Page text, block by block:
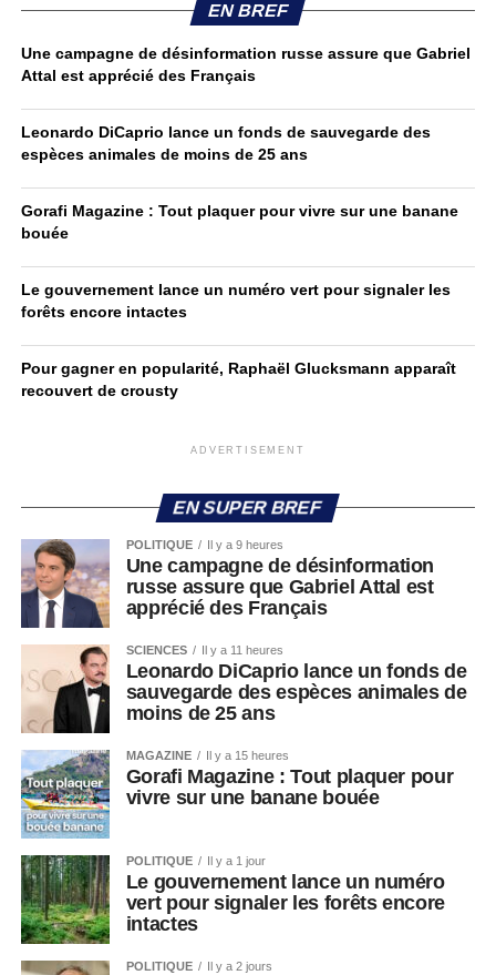
EN BREF
Une campagne de désinformation russe assure que Gabriel
Attal est apprécié des Français
Leonardo DiCaprio lance un fonds de sauvegarde des
espèces animales de moins de 25 ans
Gorafi Magazine : Tout plaquer pour vivre sur une banane
bouée
Le gouvernement lance un numéro vert pour signaler les
forêts encore intactes
Pour gagner en popularité, Raphaël Glucksmann apparaît
recouvert de crousty
ADVERTISEMENT
EN SUPER BREF
POLITIQUE Il y a 9 heures
Une campagne de désinformation
russe assure que Gabriel Attal est
apprécié des Français
SCIENCES Il y a 11 heures
Leonardo DiCaprio lance un fonds de
sauvegarde des espèces animales de
moins de 25 ans
MAGAZINE Il y a 15 heures
Gorafi Magazine : Tout plaquer pour
vivre sur une banane bouée
POLITIQUE Il y a 1 jour
Le gouvernement lance un numéro
vert pour signaler les forêts encore
intactes
POLITIQUE Il y a 2 jours